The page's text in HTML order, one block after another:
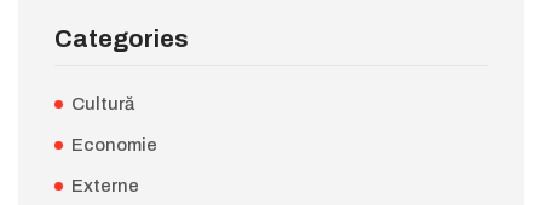
Categories
Cultură
Economie
Externe